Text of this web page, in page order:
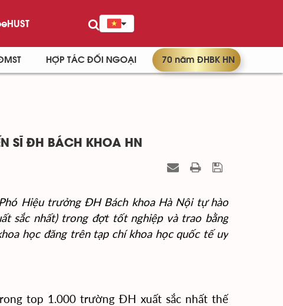
eHUST
HỢP TÁC ĐỐI NGOẠI 70 năm ĐHBK HN
SĨ ĐH BÁCH KHOA HN
Hiệu trưởng ĐH Bách khoa Hà Nội tự hào
sắc nhất) trong đợt tốt nghiệp và trao bằng
học đăng trên tạp chí khoa học quốc tế uy
top 1.000 trường ĐH xuất sắc nhất thế